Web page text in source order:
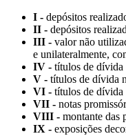
I - depósitos
II - depósitos
III - valor não
e unilateralmente,
IV - títulos de dívida
V - títulos de dívida
VI - títulos de dívida
VII - notas
VIII - montante das
IX - exposições